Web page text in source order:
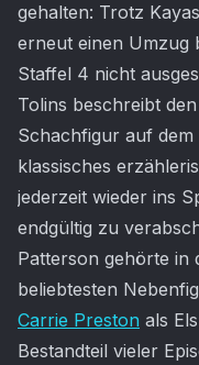
gehalten: Trotz
erneut einen Umzug
Staffel 4 nicht
Tolins beschreibt
Schachfigur auf dem
klassisches
jederzeit wieder ins
endgültig zu
Patterson gehörte in
beliebtesten
Carrie Preston als
Bestandteil vieler